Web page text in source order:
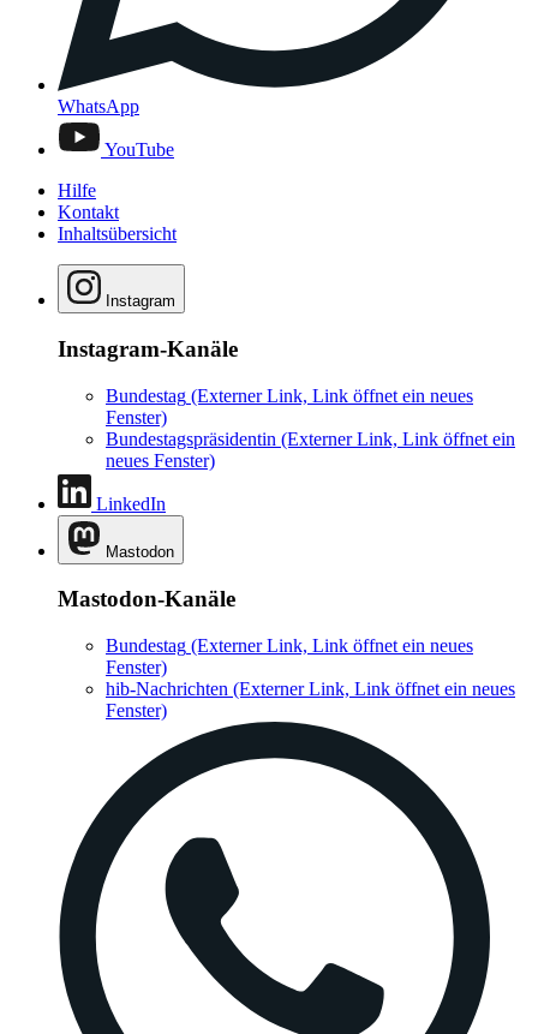
WhatsApp
YouTube
Hilfe
Kontakt
Inhaltsübersicht
Instagram
Instagram-Kanäle
Bundestag (Externer Link, Link öffnet ein neues
Fenster)
Bundestagspräsidentin (Externer Link, Link öffnet ein
neues Fenster)
LinkedIn
Mastodon
Mastodon-Kanäle
Bundestag (Externer Link, Link öffnet ein neues
Fenster)
hib-Nachrichten (Externer Link, Link öffnet ein neues
Fenster)